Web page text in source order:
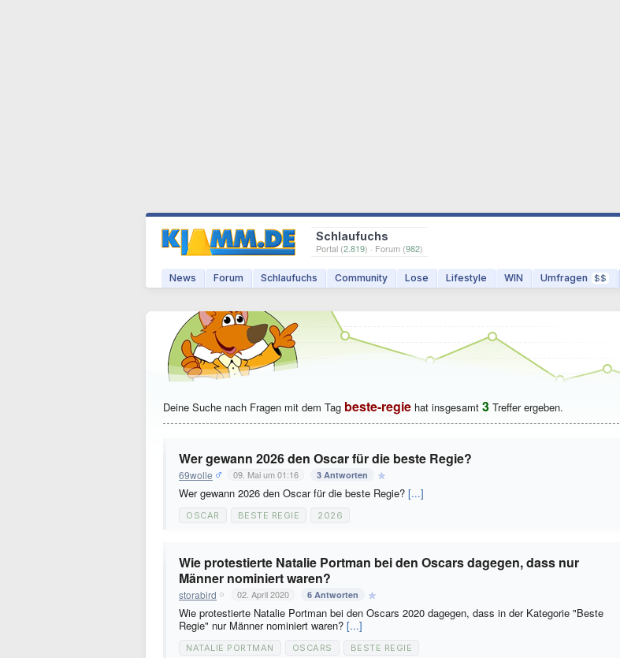
Schlaufuchs
Portal (2.819) · Forum (982)
News Forum Schlaufuchs Community Lose Lifestyle WIN Umfragen $$
Deine Suche nach Fragen mit dem Tag beste-regie hat insgesamt 3 Treffer ergeben.
Wer gewann 2026 den Oscar für die beste Regie?
69wolle 09. Mai um 01:16 3 Antworten
Wer gewann 2026 den Oscar für die beste Regie? [...]
OSCAR BESTE REGIE 2026
Wie protestierte Natalie Portman bei den Oscars dagegen, dass nur
Männer nominiert waren?
storabird 02. April 2020 6 Antworten
Wie protestierte Natalie Portman bei den Oscars 2020 dagegen, dass in der Kategorie "Beste
Regie" nur Männer nominiert waren? [...]
NATALIE PORTMAN OSCARS BESTE REGIE